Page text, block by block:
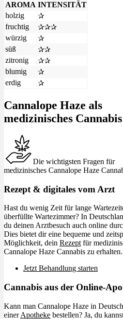
AROMA INTENSITÄT
holzig
✰
fruchtig
✰✰✰
würzig
✰
süß
✰✰
zitronig
✰✰
blumig
✰
erdig
✰
Cannalope Haze als
medizinisches Cannabis
Die wichtigsten Fragen für
medizinisches Cannalope Haze
Rezept & digitales vom Arzt
Hast du wenig Zeit für lange
überfüllte Wartezimmer? In
du deinen Arztbesuch auch online
Dies bietet dir eine bequeme und
Möglichkeit, dein Rezeptfür
Cannalope Haze Cannabis zu erhalten.
Jetzt Behandlung starten
Cannabis aus der Online-
Kann man Cannalope Haze in
einerApotheke bestellen? Ja, du